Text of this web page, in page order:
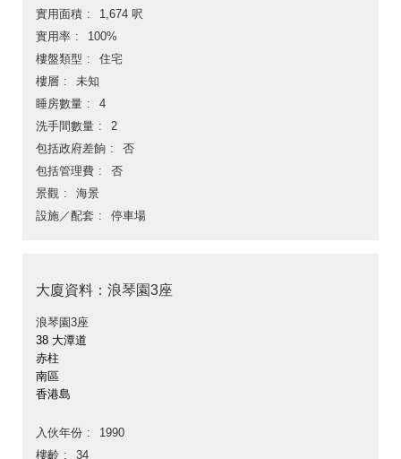
實用面積
1,674 呎
實用率
100%
樓盤類型
住宅
樓層
未知
睡房數量
4
洗手間數量
2
包括政府差餉
否
包括管理費
否
景觀
海景
設施／配套
停車場
大廈資料：浪琴園3座
浪琴園3座
38 大潭道
赤柱
南區
香港島
入伙年份
1990
樓齡
34